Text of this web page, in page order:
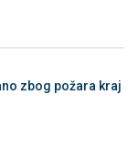
zbog požara kraj